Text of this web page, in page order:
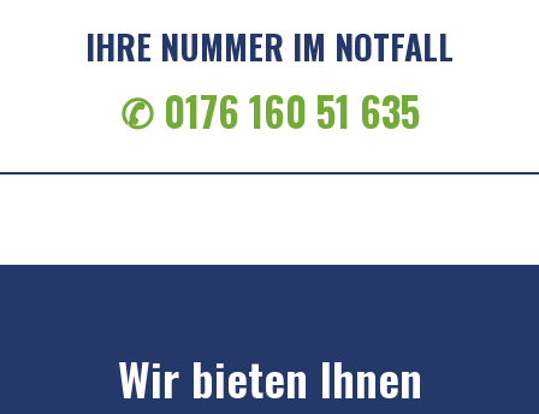
IHRE NUMMER IM NOTFALL
✆ 0176 160 51 635
Wir bieten Ihnen